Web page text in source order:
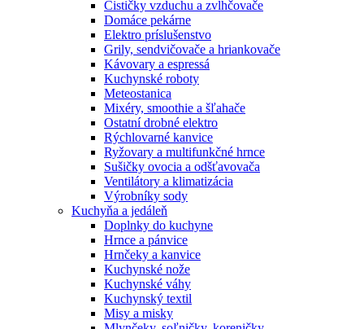
Čističky vzduchu a zvlhčovače
Domáce pekárne
Elektro príslušenstvo
Grily, sendvičovače a hriankovače
Kávovary a espressá
Kuchynské roboty
Meteostanica
Mixéry, smoothie a šľahače
Ostatní drobné elektro
Rýchlovarné kanvice
Ryžovary a multifunkčné hrnce
Sušičky ovocia a odšťavovača
Ventilátory a klimatizácia
Výrobníky sody
Kuchyňa a jedáleň
Doplnky do kuchyne
Hrnce a pánvice
Hrnčeky a kanvice
Kuchynské nože
Kuchynské váhy
Kuchynský textil
Misy a misky